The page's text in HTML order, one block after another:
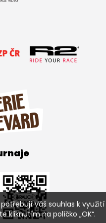
potřebují Váš souhlas k využití
kliknutím na políčko „OK“.